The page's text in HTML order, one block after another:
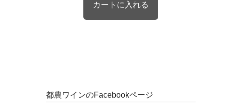
都農ワインのFacebookページ